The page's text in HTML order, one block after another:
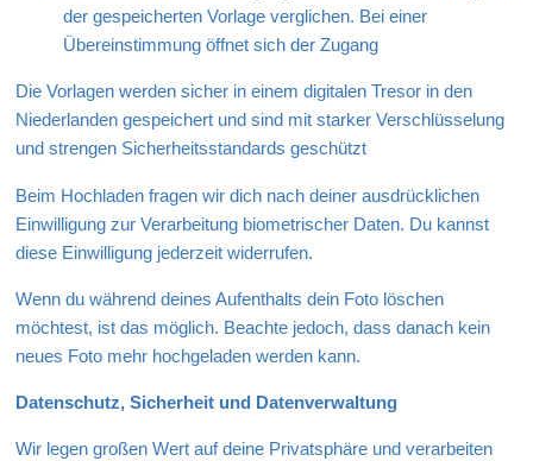
der gespeicherten Vorlage verglichen. Bei einer
Übereinstimmung öffnet sich der Zugang
Die Vorlagen werden sicher in einem digitalen Tresor in den
Niederlanden gespeichert und sind mit starker Verschlüsselung
und strengen Sicherheitsstandards geschützt
Beim Hochladen fragen wir dich nach deiner ausdrücklichen
Einwilligung zur Verarbeitung biometrischer Daten. Du kannst
diese Einwilligung jederzeit widerrufen.
Wenn du während deines Aufenthalts dein Foto löschen
möchtest, ist das möglich. Beachte jedoch, dass danach kein
neues Foto mehr hochgeladen werden kann.
Datenschutz, Sicherheit und Datenverwaltung
Wir legen großen Wert auf deine Privatsphäre und verarbeiten